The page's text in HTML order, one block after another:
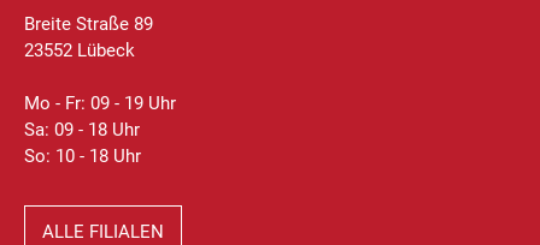
Breite Straße 89
23552 Lübeck
Mo - Fr: 09 - 19 Uhr
Sa: 09 - 18 Uhr
So: 10 - 18 Uhr
ALLE FILIALEN